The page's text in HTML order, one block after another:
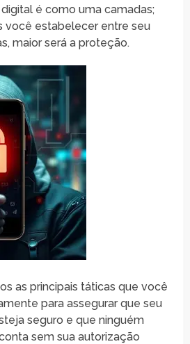
é como uma camadas;
você estabelecer entre seu
maior será a proteção.
as principais táticas que você
para assegurar que seu
seguro e que ninguém
sem sua autorização